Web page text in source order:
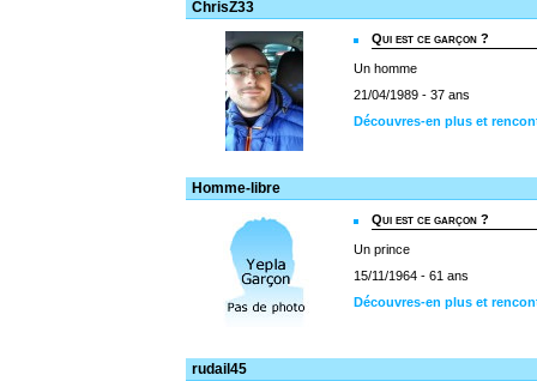
ChrisZ33
Qui est ce garçon ?
Un homme
21/04/1989 - 37 ans
Découvres-en plus et
Homme-libre
Qui est ce garçon ?
Un prince
15/11/1964 - 61 ans
Découvres-en plus et
rudail45